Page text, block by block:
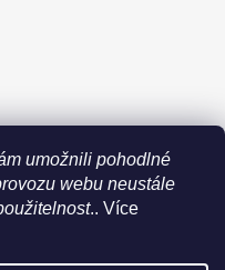
umožnili pohodlné
webu neustále
.. Více